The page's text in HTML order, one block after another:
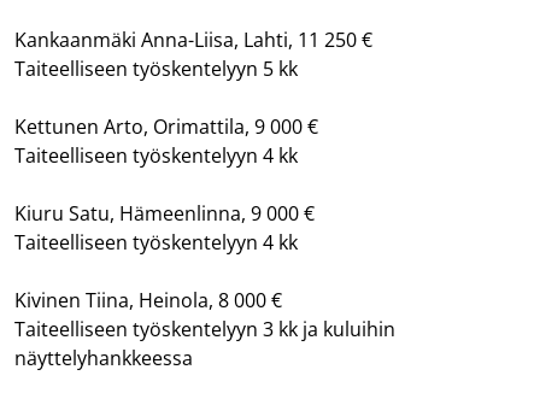
Kankaanmäki Anna-Liisa, Lahti, 11 250 €
Taiteelliseen työskentelyyn 5 kk
Kettunen Arto, Orimattila, 9 000 €
Taiteelliseen työskentelyyn 4 kk
Kiuru Satu, Hämeenlinna, 9 000 €
Taiteelliseen työskentelyyn 4 kk
Kivinen Tiina, Heinola, 8 000 €
Taiteelliseen työskentelyyn 3 kk ja kuluihin
näyttelyhankkeessa